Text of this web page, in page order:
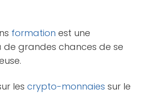
formation est une
grandes chances de se
les crypto-monnaies sur le